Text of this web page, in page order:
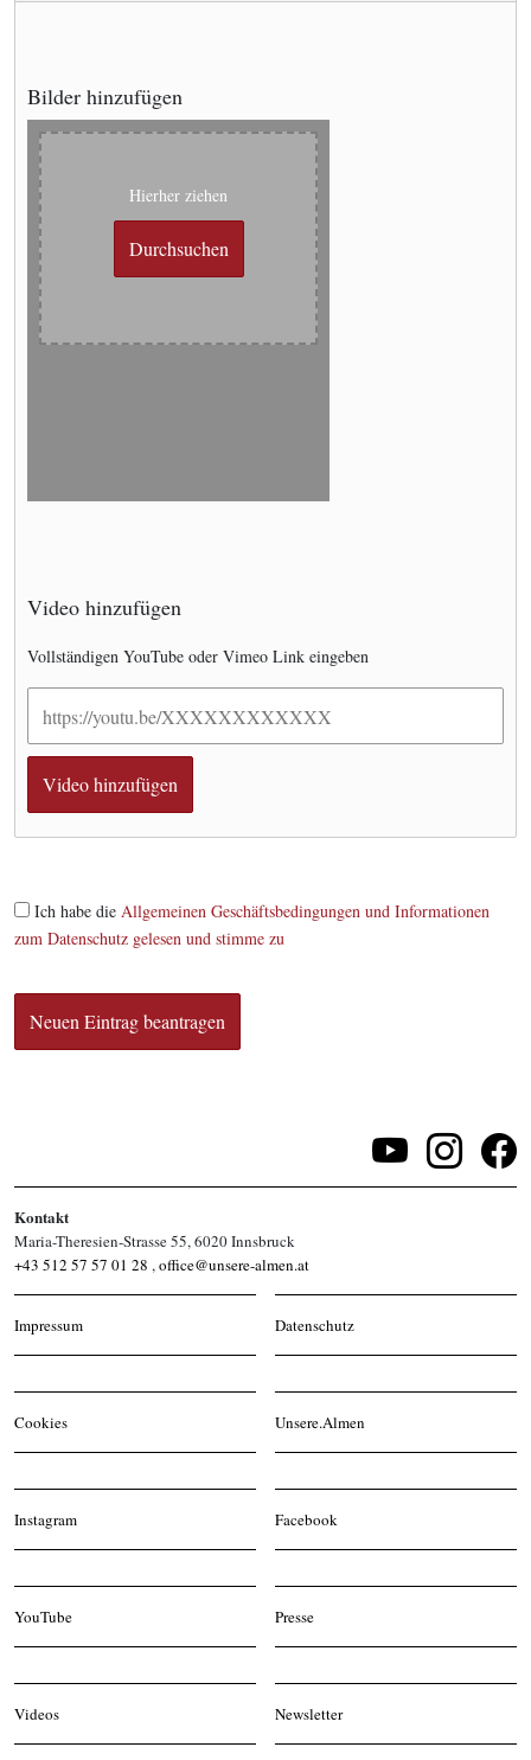
Bilder hinzufügen
Hierher ziehen
Durchsuchen
Video hinzufügen
Vollständigen YouTube oder Vimeo Link eingeben
Ich habe die Allgemeinen Geschäftsbedingungen und Informationen
zum Datenschutz gelesen und stimme zu
Kontakt
Maria-Theresien-Strasse 55, 6020 Innsbruck
+43 512 57 57 01 28 ,office@unsere-almen.at
Impressum Datenschutz
Cookies Unsere.Almen
Instagram Facebook
YouTube Presse
Videos Newsletter